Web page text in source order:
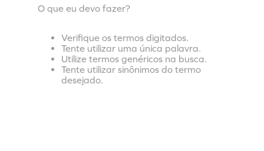
O que eu devo fazer?
Verifique os termos digitados.
Tente utilizar uma única palavra.
Utilize termos genéricos na busca.
Tente utilizar sinônimos do termo
desejado.